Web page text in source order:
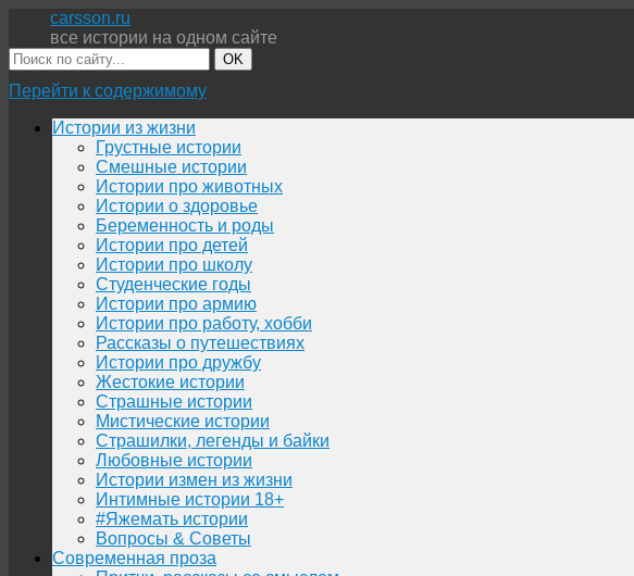
carsson.ru
все истории на одном сайте
OK
Перейти к содержимому
Истории из жизни
Грустные истории
Смешные истории
Истории про животных
Истории о здоровье
Беременность и роды
Истории про детей
Истории про школу
Студенческие годы
Истории про армию
Истории про работу, хобби
Рассказы о путешествиях
Истории про дружбу
Жестокие истории
Страшные истории
Мистические истории
Страшилки, легенды и байки
Любовные истории
Истории измен из жизни
Интимные истории 18+
#Яжемать истории
Вопросы & Советы
Современная проза